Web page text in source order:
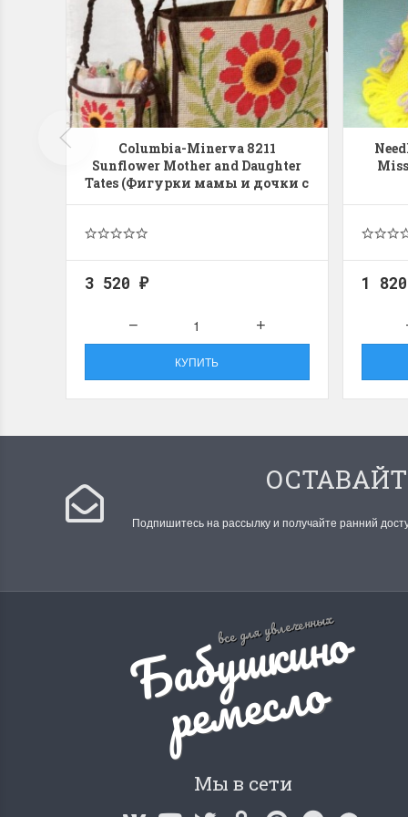
Columbia-Minerva 8211
Sunflower Mother and Daughter
Tates (Фигурки мамы и дочки с
3 520 ₽
КУПИТЬ
1 820
Подпишитесь на рассылку и получайте ранний
все для увлеченных
Б
а
б
у
ш
к
и
н
о
р
е
м
е
с
л
о
Мы в сети